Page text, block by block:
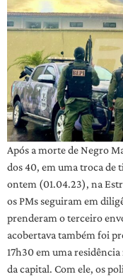
Após a morte de Negro
dos 40, em uma troca de
ontem (01.04.23), na
os PMs seguiram em
prenderam o terceiro
acobertava também foi
17h30 em uma residência
da capital. Com ele, os